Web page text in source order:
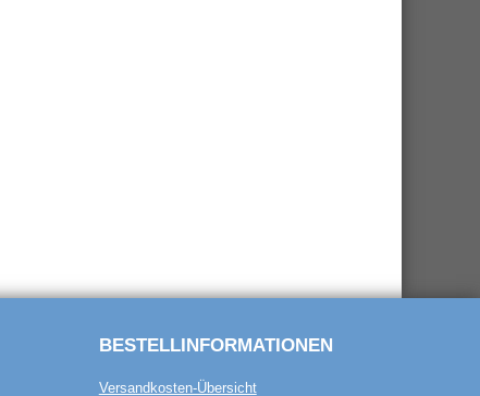
BESTELL­INFORMATIONEN
Versandkosten-Übersicht